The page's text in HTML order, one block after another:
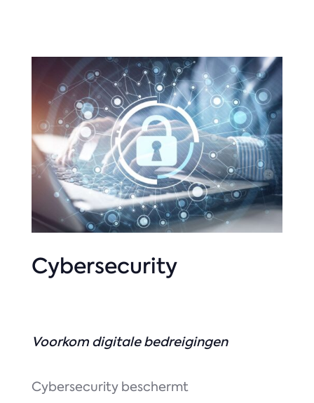
Cybersecurity
Voorkom digitale bedreigingen
Cybersecurity beschermt